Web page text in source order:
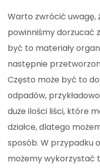
Warto zwrócić uwagę,
powinniśmy dorzucać
być to materiały
następnie
Często może być to
odpadów,
duże ilości liści, które
działce, dlatego
sposób. W przypadku
możemy wykorzystać